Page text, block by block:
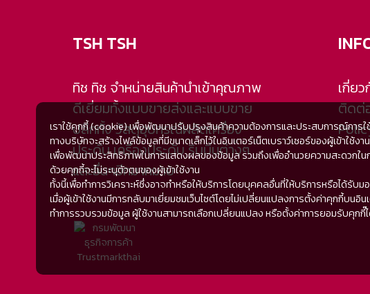
TSH TSH
ทิช ทิช จำหน่ายสินค้านำเข้าคุณภาพ
ดีเยี่ยมทั้งแบบขายส่งและแบบขาย
ปลีกทั้ง วัสดุอุปกรณ์ผลิตเครื่อง
ประดับ เครื่องประดับ ริบบิ้นต่างๆ
และอื่นๆอีกมากมาย
เกี่ยว
ติดต่
เราใช้คุกกี้ (cookie) เพื่อพัฒนาปรับปรุงสินค้าความต้องการและประสบการณ์การใ
ทางบริษัทจะสร้างไฟล์ข้อมูลที่มีขนาดเล็กไว้ในอินเตอร์เน็ตเบราว์เซอร์ของผู้เข้าใ
เพื่อพัฒนาประสิทธิภาพในการแสดงผลของข้อมูล รวมถึงเพื่ออำนวยความสะดวกในก
ด้วยคุกกี้จะไม่ระบุตัวตนของผู้เข้าใช้งาน
ทั้งนี้เพื่อทำการวิเคราะห์ซึ่งอาจทำหรือให้บริการโดยบุคคลอื่นที่ให้บริการหรือได้รั
เมื่อผู้เข้าใช้งานมีการกลับมาเยี่ยมชมเว็บไซต์โดยไม่เปลี่ยนแปลงการตั้งค่าคุกกี้บนอิ
ทำการรวบรวมข้อมูล ผู้ใช้งานสามารถเลือกเปลี่ยนแปลง หรือตั้งค่าการยอมรับคุกกี๊